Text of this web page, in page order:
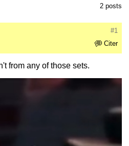
2 posts
#1
Citer
from any of those sets.